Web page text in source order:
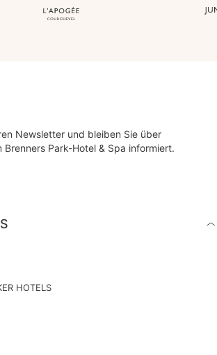
Newsletter und bleiben Sie über
Park-Hotel & Spa informiert.
HOTELS